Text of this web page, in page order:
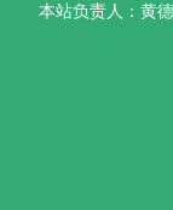
本站负责人：黄